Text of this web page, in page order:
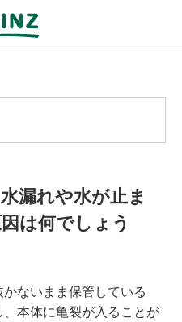
漏れや水が止ま
は何でしょう
ないまま保管している
本体に亀裂が入ることが